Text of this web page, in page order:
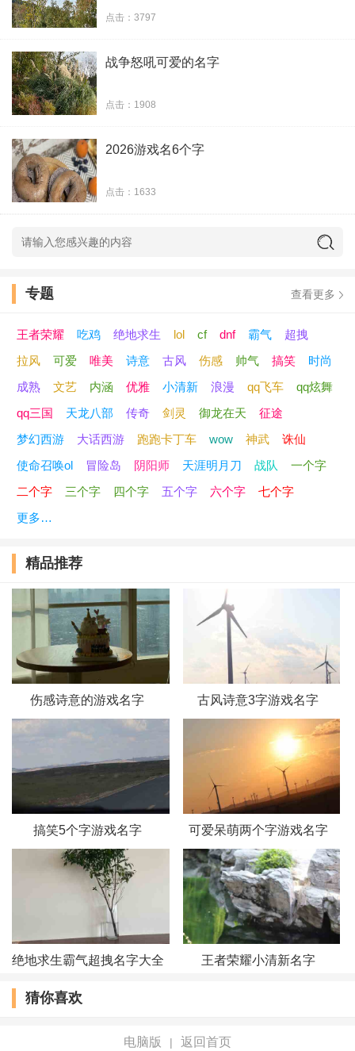
35、忧郁的鱿鱼
36、跟空气撒个娇
37、你的脑门在发光
39、打我的人是秃头
40、愿你与菊花同在
41、账号已注销
42、神也经常病
43、打掉你
44、可爱收纳机
45、毁于一蛋
46、十亿少女梦
47、打小我就倔
48、如今哥很缺爱
49、满脸褶子还卖萌
50、夏天西瓜空调三角恋
51、祖国的老花朵
52、菊花当年是朵花
53、草莓秋葵脆
54、死了就不怕鬼了i
55、傲娇小祖宗
57、全国撩汉代表
58、不会只有我单身吧
59、你丑你先睡
60、我充钱求针对
61、你丑没事我瞎
点击：3797
战争怒吼可爱的名字
点击：1908
2026游戏名6个字
点击：1633
专题 查看更多
王者荣耀 吃鸡 绝地求生 lol cf dnf 霸气
超拽
拉风
可爱 唯美 诗意 古风 伤感 帅气 搞笑
时尚
成熟
文艺 内涵 优雅 小清新 浪漫 qq飞车
qq炫舞
qq三国
天龙八部 传奇 剑灵 御龙在天
征途
梦幻西游
大话西游 跑跑卡丁车 wow 神武
诛仙
使命召唤ol
冒险岛 阴阳师 天涯明月刀 战队
一个字
二个字
三个字 四个字 五个字 六个字
七个字
更多…
精品推荐
伤感诗意的游戏名字 古风诗意3字游戏名字
搞笑5个字游戏名字 可爱呆萌两个字游戏名字
绝地求生霸气超拽名字大全 王者荣耀小清新名字
猜你喜欢
电脑版 | 返回首页